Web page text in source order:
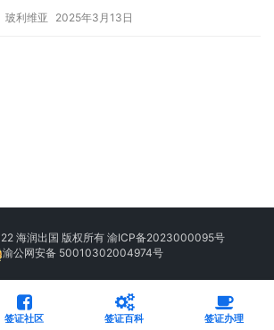
玻利维亚 2025年3月13日
海润出国 版权所有 渝ICP备2023000095号
渝公网安备 50010302004974号
签证社区 签证百科 签证办理